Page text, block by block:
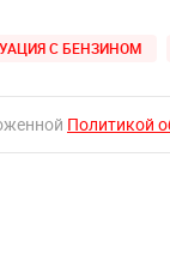
С БЕНЗИНОМ
Политикой